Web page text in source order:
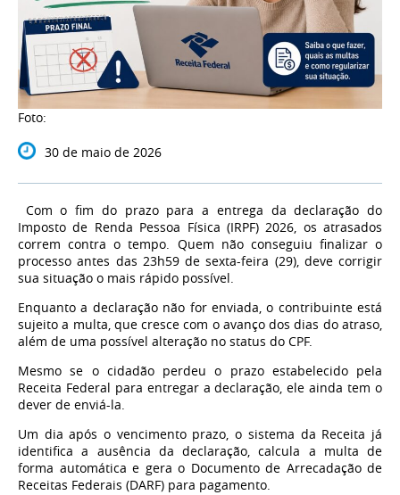
Foto:
30 de maio de 2026
Com o fim do prazo para a entrega da declaração do
Imposto de Renda Pessoa Física (IRPF) 2026, os atrasados
correm contra o tempo. Quem não conseguiu finalizar o
processo antes das 23h59 de sexta-feira (29), deve corrigir
sua situação o mais rápido possível.
Enquanto a declaração não for enviada, o contribuinte está
sujeito a multa, que cresce com o avanço dos dias do atraso,
além de uma possível alteração no status do CPF.
Mesmo se o cidadão perdeu o prazo estabelecido pela
Receita Federal para entregar a declaração, ele ainda tem o
dever de enviá-la.
Um dia após o vencimento prazo, o sistema da Receita já
identifica a ausência da declaração, calcula a multa de
forma automática e gera o Documento de Arrecadação de
Receitas Federais (DARF) para pagamento.